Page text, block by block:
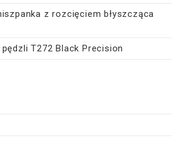
z rozcięciem błyszcząca
T272 Black Precision